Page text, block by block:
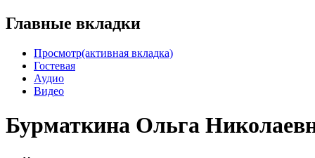
Главные вкладки
Просмотр(активная вкладка)
Гостевая
Аудио
Видео
Бурматкина Ольга